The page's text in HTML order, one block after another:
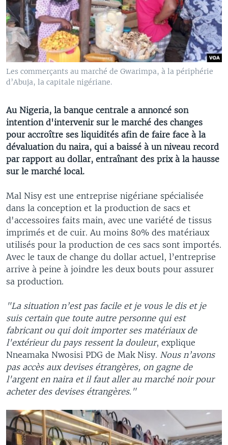
Les commerçants au marché de Gwarimpa, à la périphérie
d’Abuja, la capitale nigériane.
Au Nigeria, la banque centrale a annoncé son
intention d'intervenir sur le marché des changes
pour accroître ses liquidités afin de faire face à la
dévaluation du naira, qui a baissé à un niveau record
par rapport au dollar, entraînant des prix à la hausse
sur le marché local.
Mal Nisy est une entreprise nigériane spécialisée
dans la conception et la production de sacs et
d'accessoires faits main, avec une variété de tissus
imprimés et de cuir. Au moins 80% des matériaux
utilisés pour la production de ces sacs sont importés.
Avec le taux de change du dollar actuel, l’entreprise
arrive à peine à joindre les deux bouts pour assurer
sa production.
"La situation n’est pas facile et je vous le dis et je
suis certain que toute autre personne qui est
fabricant ou qui doit importer ses matériaux de
l'extérieur du pays ressent la douleur, explique
Nneamaka Nwosisi PDG de Mak Nisy. Nous n’avons
pas accès aux devises étrangères, on gagne de
l'argent en naira et il faut aller au marché noir pour
acheter des devises étrangères."